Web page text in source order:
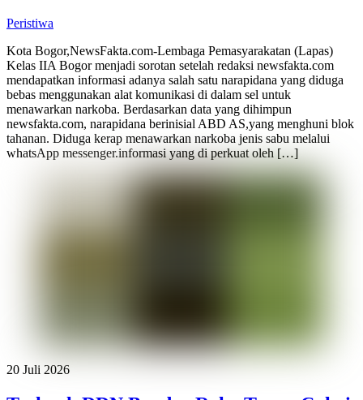
Peristiwa
Kota Bogor,NewsFakta.com-Lembaga Pemasyarakatan (Lapas)
Kelas IIA Bogor menjadi sorotan setelah redaksi newsfakta.com
mendapatkan informasi adanya salah satu narapidana yang diduga
bebas menggunakan alat komunikasi di dalam sel untuk
menawarkan narkoba. Berdasarkan data yang dihimpun
newsfakta.com, narapidana berinisial ABD AS,yang menghuni blok
tahanan. Diduga kerap menawarkan narkoba jenis sabu melalui
whatsApp messenger.informasi yang di perkuat oleh […]
20 Juli 2026